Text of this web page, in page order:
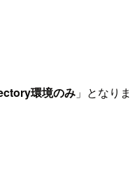
環境のみ 」となりま